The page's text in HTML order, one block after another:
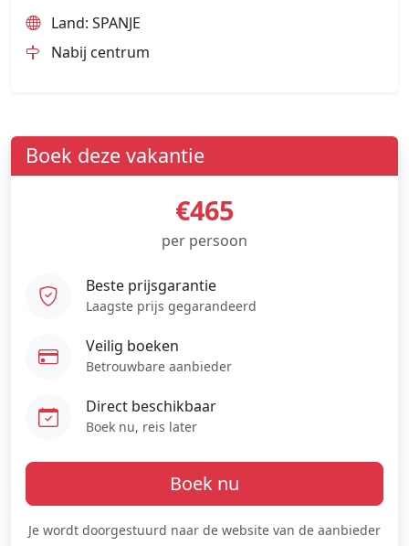
Land: SPANJE
Nabij centrum
Boek deze vakantie
€465
per persoon
Beste prijsgarantie
Laagste prijs gegarandeerd
Veilig boeken
Betrouwbare aanbieder
Direct beschikbaar
Boek nu, reis later
Boek nu
Je wordt doorgestuurd naar de website van de aanbieder